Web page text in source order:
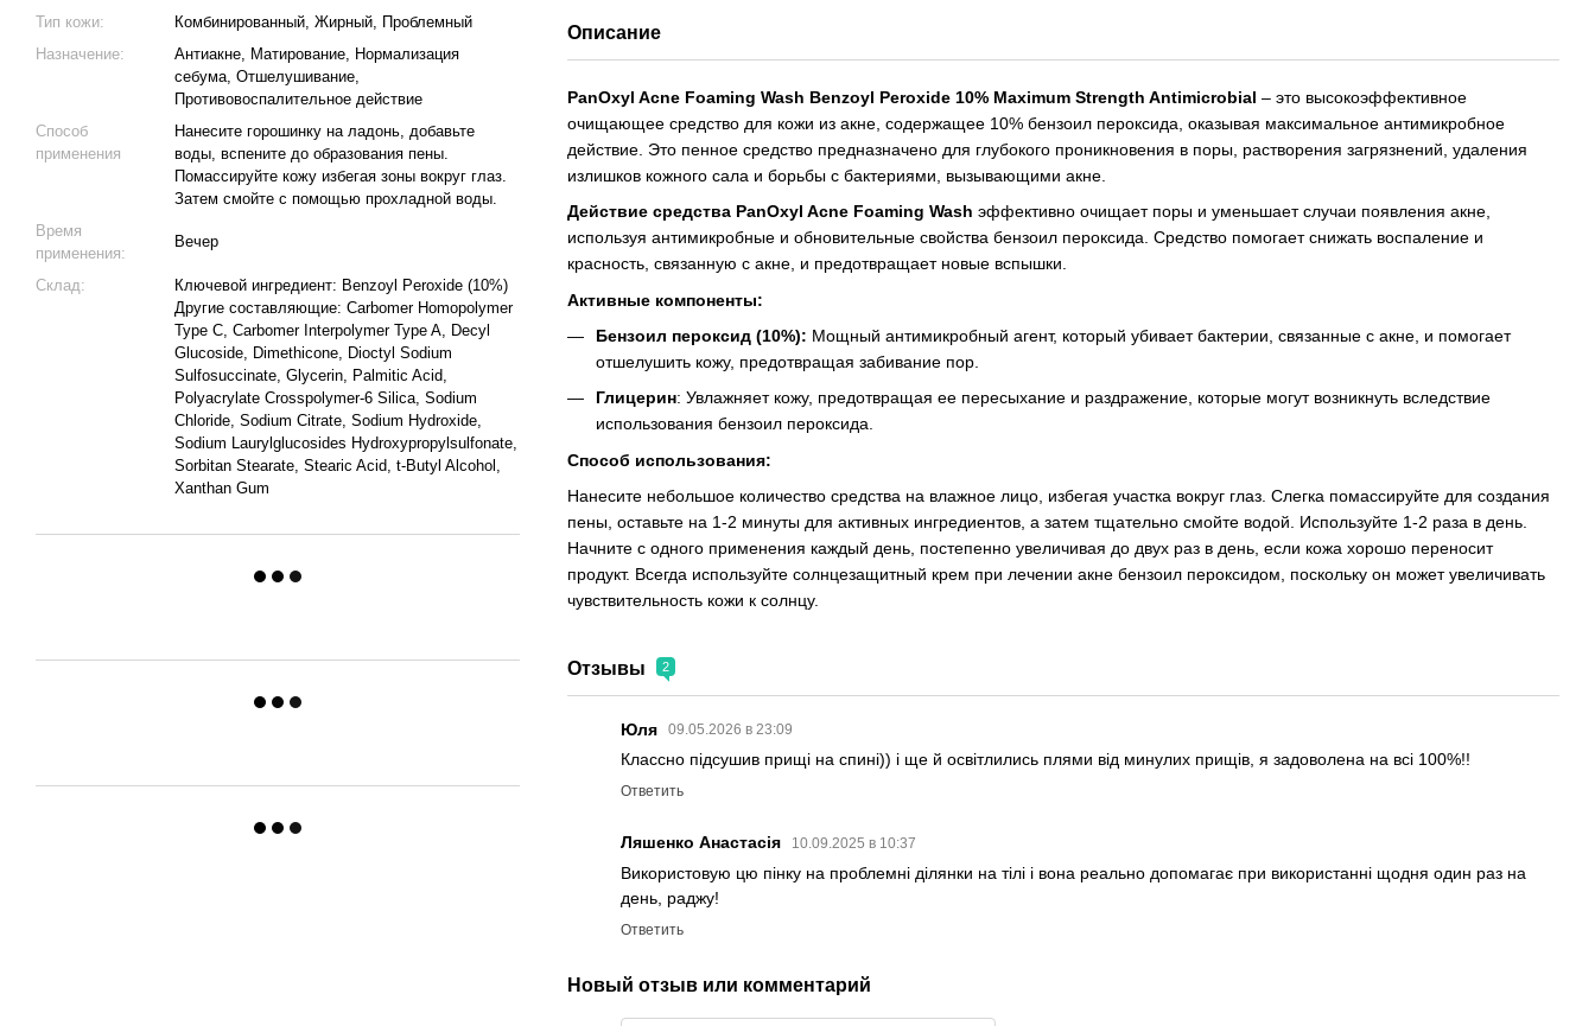
Тип кожи:
Комбинированный, Жирный, Проблемный
Назначение:
Антиакне, Матирование, Нормализация
себума, Отшелушивание,
Противовоспалительное действие
Способ
применения
Нанесите горошинку на ладонь, добавьте
воды, вспените до образования пены.
Помассируйте кожу избегая зоны вокруг глаз.
Затем смойте с помощью прохладной воды.
Время
применения:
Вечер
Склад:
Ключевой ингредиент: Benzoyl Peroxide (10%)
Другие составляющие: Carbomer Homopolymer
Type C, Carbomer Interpolymer Type A, Decyl
Glucoside, Dimethicone, Dioctyl Sodium
Sulfosuccinate, Glycerin, Palmitic Acid,
Polyacrylate Crosspolymer-6 Silica, Sodium
Chloride, Sodium Citrate, Sodium Hydroxide,
Sodium Laurylglucosides Hydroxypropylsulfonate,
Sorbitan Stearate, Stearic Acid, t-Butyl Alcohol,
Xanthan Gum
Описание
PanOxyl Acne Foaming Wash Benzoyl Peroxide 10% Maximum Strength Antimicrobial – это высокоэффективное
очищающее средство для кожи из акне, содержащее 10% бензоил пероксида, оказывая максимальное антимикробное
действие. Это пенное средство предназначено для глубокого проникновения в поры, растворения загрязнений, удаления
излишков кожного сала и борьбы с бактериями, вызывающими акне.
Действие средства PanOxyl Acne Foaming Wash эффективно очищает поры и уменьшает случаи появления акне,
используя антимикробные и обновительные свойства бензоил пероксида. Средство помогает снижать воспаление и
красность, связанную с акне, и предотвращает новые вспышки.
Активные компоненты:
Бензоил пероксид (10%): Мощный антимикробный агент, который убивает бактерии, связанные с акне, и помогает
отшелушить кожу, предотвращая забивание пор.
Глицерин: Увлажняет кожу, предотвращая ее пересыхание и раздражение, которые могут возникнуть вследствие
использования бензоил пероксида.
Способ использования:
Нанесите небольшое количество средства на влажное лицо, избегая участка вокруг глаз. Слегка помассируйте для создания
пены, оставьте на 1-2 минуты для активных ингредиентов, а затем тщательно смойте водой. Используйте 1-2 раза в день.
Начните с одного применения каждый день, постепенно увеличивая до двух раз в день, если кожа хорошо переносит
продукт. Всегда используйте солнцезащитный крем при лечении акне бензоил пероксидом, поскольку он может увеличивать
чувствительность кожи к солнцу.
Отзывы 2
Юля 09.05.2026 в 23:09
Классно підсушив прищі на спині)) і ще й освітлились плями від минулих прищів, я задоволена на всі 100%!!
Ответить
Ляшенко Анастасія 10.09.2025 в 10:37
Використовую цю пінку на проблемні ділянки на тілі і вона реально допомагає при використанні щодня один раз на
день, раджу!
Ответить
Новый отзыв или комментарий